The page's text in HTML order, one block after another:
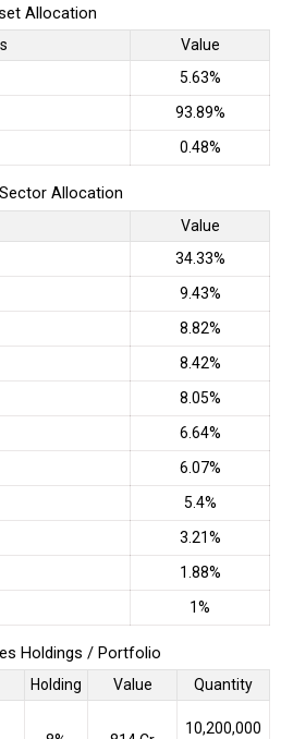
Allocation
Value
5.63%
93.89%
0.48%
Allocation
Value
34.33%
9.43%
8.82%
8.42%
8.05%
6.64%
6.07%
5.4%
3.21%
1.88%
1%
Holdings / Portfolio
Holding Value
Quantity
10,200,000